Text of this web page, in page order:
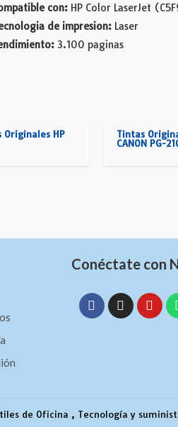
con: HP Color LaserJet
de impresion: Laser
3.100 paginas
Originales HP
Tintas
CANON PG-
Conéctate con
de Oficina , Tecnología y